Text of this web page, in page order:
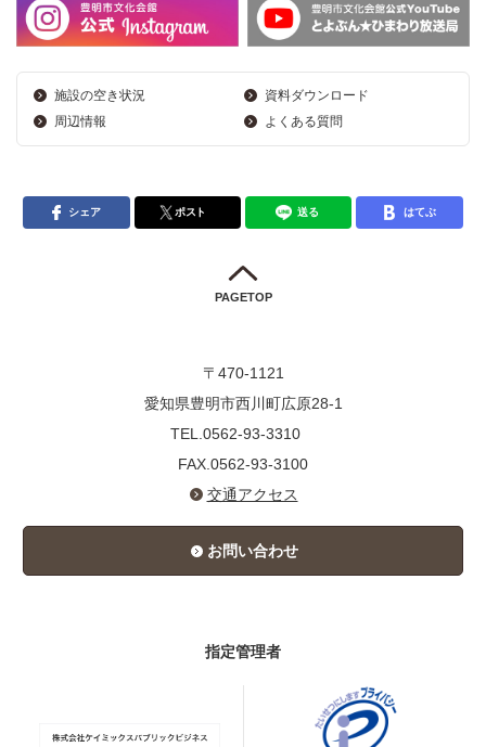
施設の空き状況
資料ダウンロード
周辺情報
よくある質問
シェア ポスト 送る はてぶ
PAGETOP
〒470-1121
愛知県豊明市西川町広原28-1
TEL.0562-93-3310
FAX.0562-93-3100
交通アクセス
お問い合わせ
指定管理者